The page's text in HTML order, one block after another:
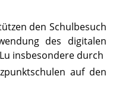
den Schulbesuch
des digitalen
insbesondere durch
auf den